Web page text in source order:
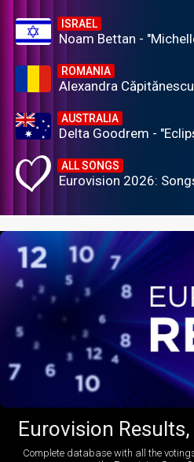
ISRAEL
Noam Bettan -
ROMANIA
Alexandra
AUSTRALIA
Delta Goodrem -
ALL SONGS
Eurovision 2026:
Eurovision
Complete database with all the